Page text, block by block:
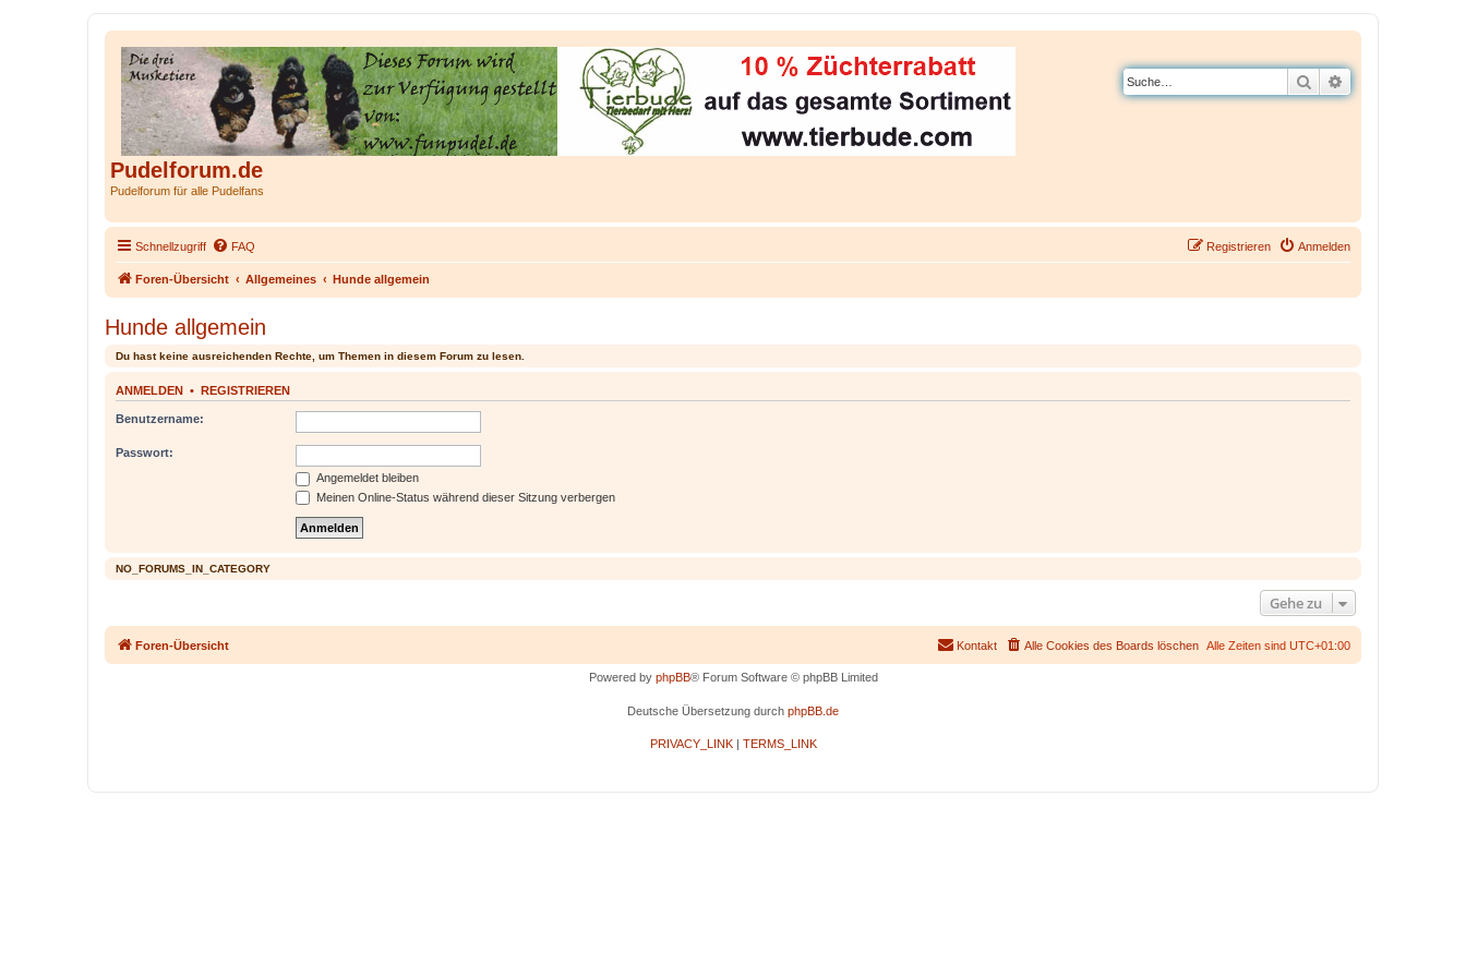
Pudelforum.de
Pudelforum für alle Pudelfans
Suche
Schnellzugriff FAQ Anmelden
Registrieren
Foren-Übersicht Allgemeines Hunde allgemein
Hunde allgemein
Du hast keine ausreichenden Rechte, um Themen in diesem Forum zu lesen.
ANMELDEN • REGISTRIEREN
Benutzername:
Passwort:
Angemeldet bleiben
Meinen Online-Status während dieser Sitzung verbergen
NO_FORUMS_IN_CATEGORY
Gehe zu
Foren-Übersicht Alle Zeiten sind UTC+01:00
Alle Cookies des Boards löschen
Kontakt
Powered by phpBB® Forum Software © phpBB Limited
Deutsche Übersetzung durch phpBB.de
PRIVACY_LINK| TERMS_LINK